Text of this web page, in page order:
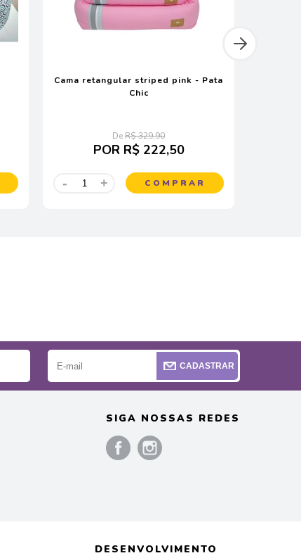
Cama retangular striped pink - Pata
Chic
DeR$ 329,90
POR R$ 222,50
- + COMPRAR
CADASTRAR
SIGA NOSSAS REDES
DESENVOLVIMENTO